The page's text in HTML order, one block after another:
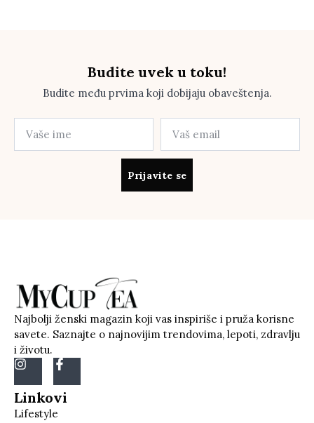
Budite uvek u toku!
Budite među prvima koji dobijaju obaveštenja.
Prijavite se
Najbolji ženski magazin koji vas inspiriše i pruža korisne
savete. Saznajte o najnovijim trendovima, lepoti, zdravlju
i životu.
Linkovi
Lifestyle